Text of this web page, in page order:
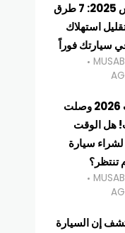
أغسطس 2025: 7 طرق
استهلاك
سيارتك فوراً
موديلات 2026 وصلت
هل الوقت
سيارة
تنتظر؟
إن السيارة